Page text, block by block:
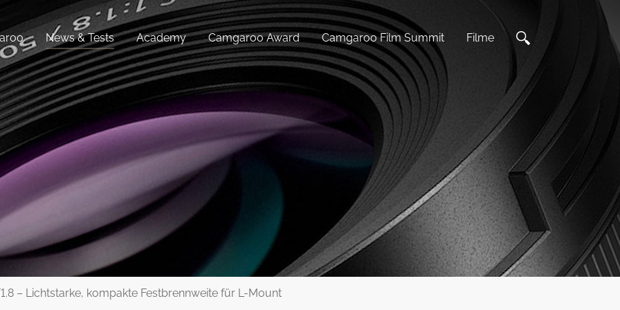
News & Tests Academy Camgaroo Award Camgaroo Film Summit Filme
– Lichtstarke, kompakte Festbrennweite für L-Mount